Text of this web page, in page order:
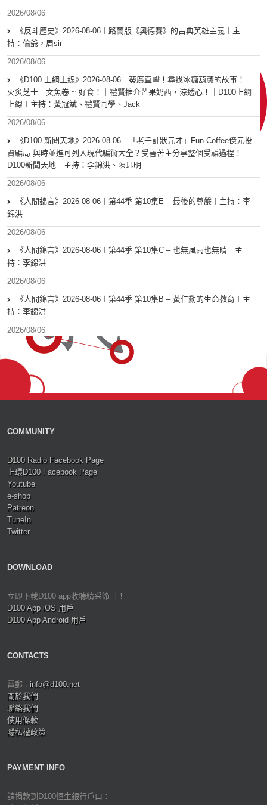
2026/08/06
《反斗歷史》2026-08-06︱路蘭版《奧德賽》的古典英雄主義︱主
持：倫爺，周sir
2026/08/06
《D100 上綱上線》2026-08-06｜葵廣直擊！尋找冰糖葫蘆的故事！｜
火炙芝士三文魚卷 ~ 好食！｜禮賢推介芒果奶西，涼透心！｜D100上綱
上線︱主持：黃冠斌、禮賢同學、Jack
2026/08/06
《D100 新聞天地》2026-08-06｜「老千計狀元才」Fun Coffee億元投
資騙局 與時並進可列入現代騙術大全？受害苦主分享整個受騙過程！｜
D100新聞天地｜主持：李錦洪、陳珏明
2026/08/06
《人間錦言》2026-08-06︱第44季 第10集E – 最後的尊嚴︱主持：李
錦洪
2026/08/06
《人間錦言》2026-08-06︱第44季 第10集C – 也無風雨也無晴︱主
持：李錦洪
2026/08/06
《人間錦言》2026-08-06︱第44季 第10集B – 黃仁勳的生命教育︱主
持：李錦洪
2026/08/06
COMMUNITY
D100 Radio Facebook Page
上環D100 Facebook Page
Youtube
e-shop
Patreon
TuneIn
Twitter
DOWNLOAD
立即下載D100 app收聽精采節目！
D100 App iOS 用戶
D100 App Android 用戶
CONTACTS
電郵 : info@d100.net
關於我們
聯絡我們
使用條款
隱私權政策
PAYMENT INFO
請捐款到D100恒生銀行戶口：